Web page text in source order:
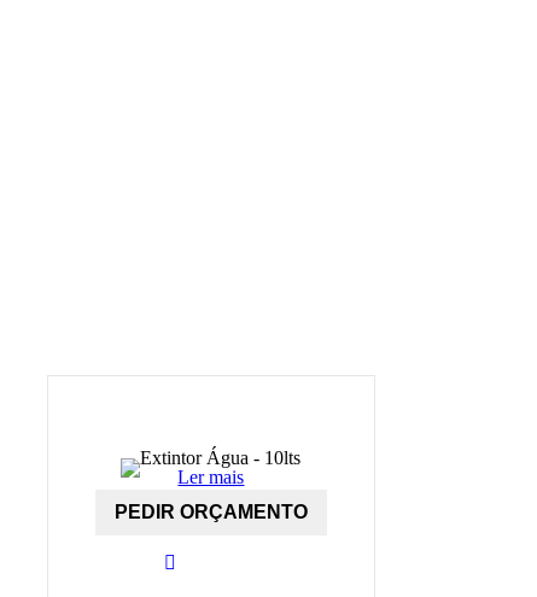
Ler mais
PEDIR ORÇAMENTO